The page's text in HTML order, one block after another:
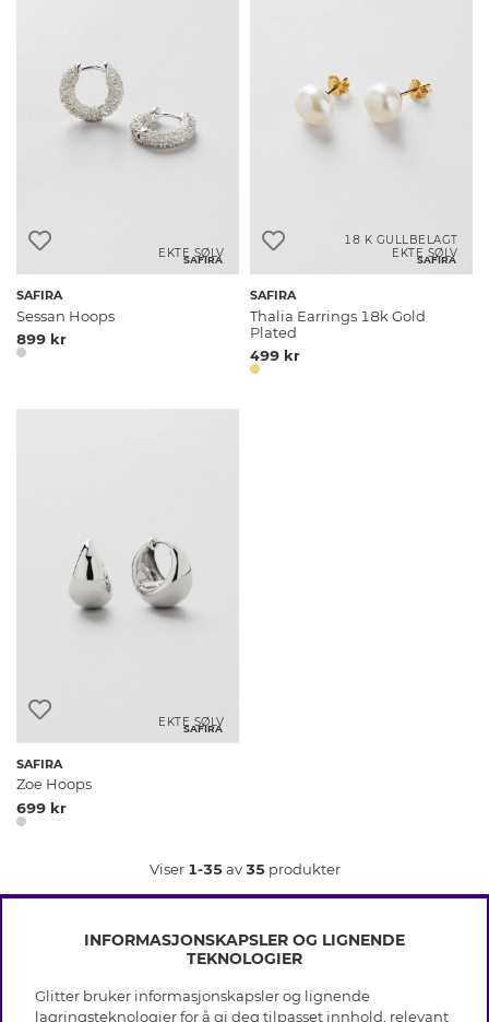
SAFIRA
EKTE SØLV
SAFIRA
Sessan Hoops
899 kr
SAFIRA
18 K GULLBELAGT
EKTE SØLV
SAFIRA
Thalia Earrings 18k Gold
Plated
499 kr
SAFIRA
EKTE SØLV
SAFIRA
Zoe Hoops
699 kr
Viser 1-35 av35 produkter
INFO
INFORMASJONSKAPSLER OG LIGNENDE
TEKNOLOGIER
Glitter bruker informasjonskapsler og lignende
lagringsteknologier for å gi deg tilpasset innhold, relevant